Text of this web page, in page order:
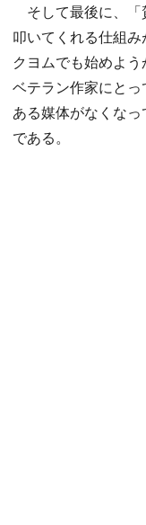
そして最後に、
叩いてくれる仕組
クヨムでも始めよ
ベテラン作家にと
ある媒体がなくな
である。